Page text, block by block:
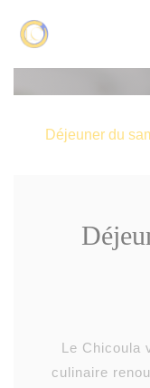
Déjeuner du
Le Chicoula
culinaire